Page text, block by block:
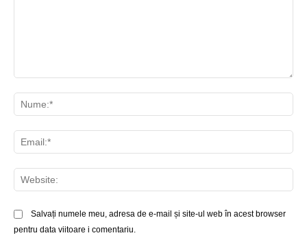
Salvați numele meu, adresa de e-mail și site-ul web în acest browser
pentru data viitoare i comentariu.